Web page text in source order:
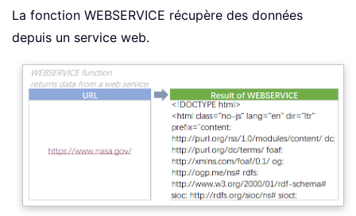
La fonction WEBSERVICE récupère des données
depuis un service web.